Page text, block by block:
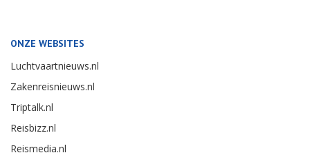
ONZE WEBSITES
Luchtvaartnieuws.nl
Zakenreisnieuws.nl
Triptalk.nl
Reisbizz.nl
Reismedia.nl